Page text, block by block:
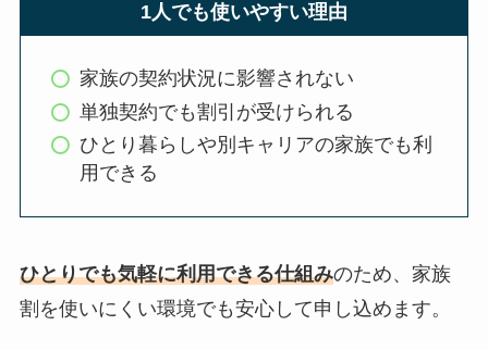
1人でも使いやすい理由
家族の契約状況に影響されない
単独契約でも割引が受けられる
ひとり暮らしや別キャリアの家族でも利
用できる
ひとりでも気軽に利用できる仕組みのため、家族
割を使いにくい環境でも安心して申し込めます。